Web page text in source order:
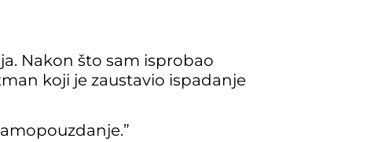
Nakon što sam isprobao
koji je zaustavio ispadanje